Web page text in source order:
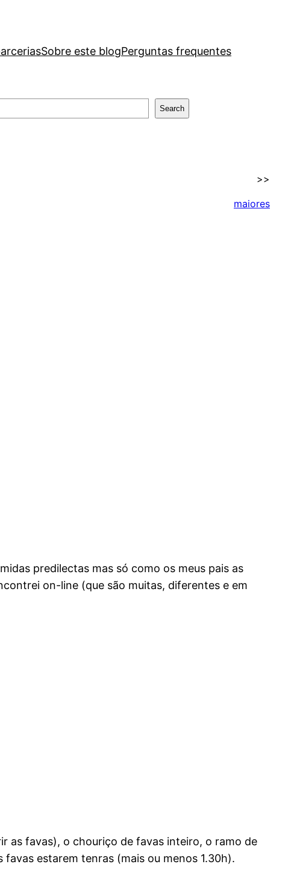
Sobre este blogPerguntas frequentes
Search
>>
maiores
predilectas mas só como os meus pais as
on-line (que são muitas, diferentes e em
as favas), o chouriço de favas inteiro, o ramo de
estarem tenras (mais ou menos 1.30h).